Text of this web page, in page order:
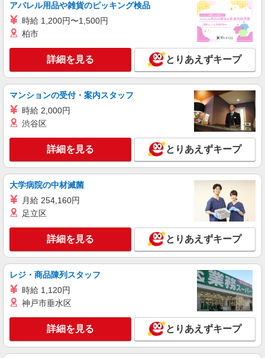
アパレル用品や雑貨のピッキング検品
時給 1,200円〜1,500円
柏市
詳細を見る とりあえずキープ
マンションの受付・案内スタッフ
時給 2,000円
渋谷区
詳細を見る とりあえずキープ
大学病院の中材滅菌
月給 254,160円
足立区
詳細を見る とりあえずキープ
レジ・商品陳列スタッフ
時給 1,120円
神戸市垂水区
詳細を見る とりあえずキープ